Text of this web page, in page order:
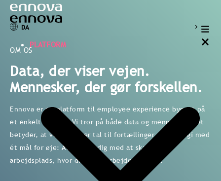
DA
PLATFORM
OM OS
Data, der viser vejen.
Mennesker, der gør forskellen.
Ennova er en platform til employee experience bygget på
et enkelt princip: Vi tror på både data og mennesker. Det
betyder, at vi omsætter tal til fortællinger og strategi med
ét mål for øje: At hjælpe dig med at skabe en
arbejdsplads, hvor dine medarbejdere trives.